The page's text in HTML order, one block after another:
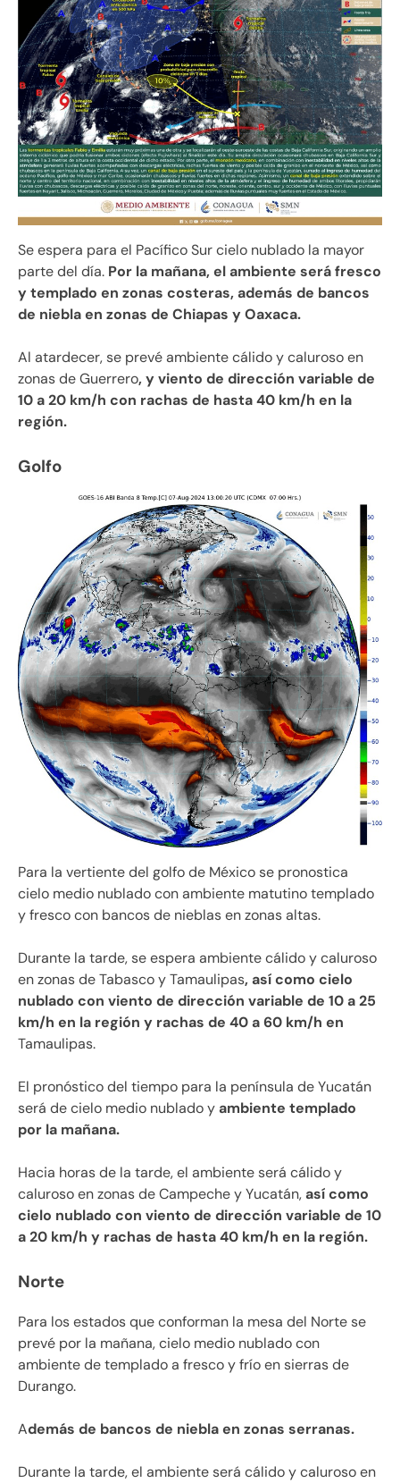
Se espera para el Pacífico Sur cielo nublado la mayor
parte del día. Por la mañana, el ambiente será fresco
y templado en zonas costeras, además de bancos
de niebla en zonas de Chiapas y Oaxaca.
Al atardecer, se prevé ambiente cálido y caluroso en
zonas de Guerrero, y viento de dirección variable de
10 a 20 km/h con rachas de hasta 40 km/h en la
región.
Golfo
Para la vertiente del golfo de México se pronostica
cielo medio nublado con ambiente matutino templado
y fresco con bancos de nieblas en zonas altas.
Durante la tarde, se espera ambiente cálido y caluroso
en zonas de Tabasco y Tamaulipas, así como cielo
nublado con viento de dirección variable de 10 a 25
km/h en la región y rachas de 40 a 60 km/h en
Tamaulipas.
El pronóstico del tiempo para la península de Yucatán
será de cielo medio nublado yambiente templado
por la mañana.
Hacia horas de la tarde, el ambiente será cálido y
caluroso en zonas de Campeche y Yucatán,así como
cielo nublado con viento de dirección variable de 10
a 20 km/h y rachas de hasta 40 km/h en la región.
Norte
Para los estados que conforman la mesa del Norte se
prevé por la mañana, cielo medio nublado con
ambiente de templado a fresco y frío en sierras de
Durango.
Además de bancos de niebla en zonas serranas.
Durante la tarde, el ambiente será cálido y caluroso en